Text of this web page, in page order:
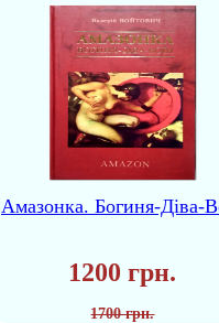
Амазонка. Богиня-Діва-
1200 грн.
1700 грн.